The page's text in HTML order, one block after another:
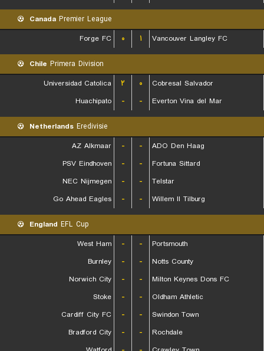
Canada Premier League
Forge FC
۰ ۱ Vancouver Langley FC
Chile Primera Division
Universidad Catolica
۲ ۰
Cobresal Salvador
Huachipato
- - Everton Vina del Mar
Netherlands Eredivisie
AZ Alkmaar
- -
ADO Den Haag
PSV Eindhoven
- -
Fortuna Sittard
NEC Nijmegen
- -
Telstar
Go Ahead Eagles
- - Willem II Tilburg
England EFL Cup
West Ham
- -
Portsmouth
Burnley
- -
Notts County
Norwich City
- -
Milton Keynes Dons FC
Stoke
- -
Oldham Athletic
Cardiff City FC
- -
Swindon Town
Bradford City
- -
Rochdale